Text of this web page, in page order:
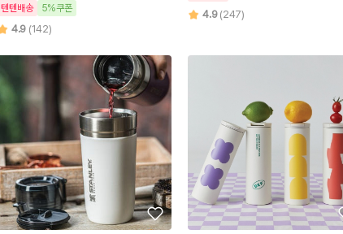
텐텐배송 5%쿠폰
4.9 (142)
4.9 (247)